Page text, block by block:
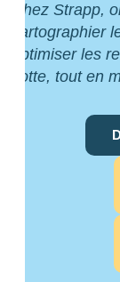
Chez Strapp,
cartographier
optimiser les
flotte, tout en